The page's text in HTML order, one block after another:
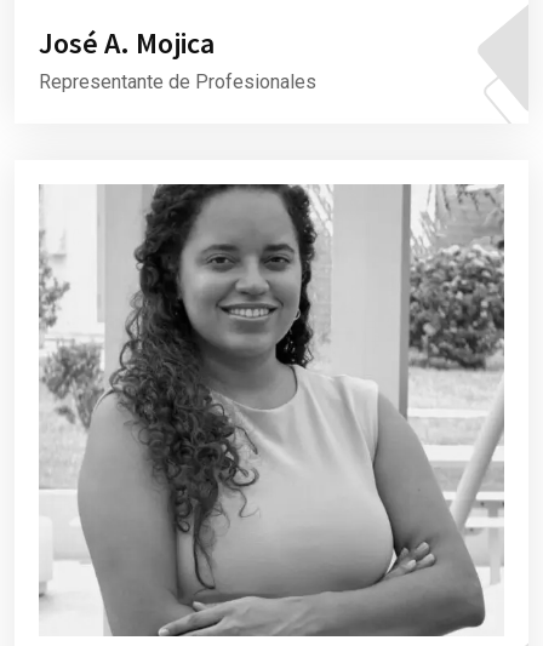
José A. Mojica
Representante de Profesionales